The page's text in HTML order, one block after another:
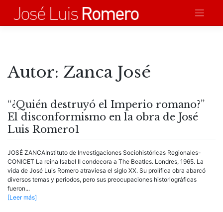
contenido
Autor: Zanca José
“¿Quién destruyó el Imperio romano?”
El disconformismo en la obra de José
Luis Romero1
JOSÉ ZANCAInstituto de Investigaciones Sociohistóricas Regionales-
CONICET La reina Isabel II condecora a The Beatles. Londres, 1965. La
vida de José Luis Romero atraviesa el siglo XX. Su prolífica obra abarcó
diversos temas y periodos, pero sus preocupaciones historiográficas
fueron...
[Leer más]